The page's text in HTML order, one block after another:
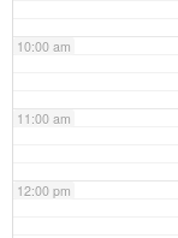
10:00 am
11:00 am
12:00 pm